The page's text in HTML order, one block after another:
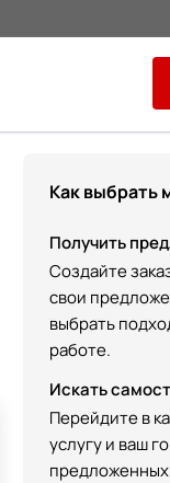
Как выбрать
Получить
Создайте
свои
выбрать
работе.
Искать
Перейдите в
услугу и ваш
предложенных